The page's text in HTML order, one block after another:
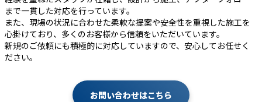
まで一貫した対応を行っています。
また、現場の状況に合わせた柔軟な提案や安全性を重視した施工を
心掛けており、多くのお客様から信頼をいただいています。
新規のご依頼にも積極的に対応していますので、安心してお任せく
ださい。
お問い合わせはこちら